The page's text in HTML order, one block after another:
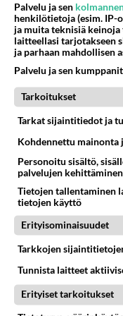
Kuka melkein
06.08.2026 20:09
Mikä on ollut
Söpöintä välillämme?
06.08.2026 14:44
kenen näköinen
07.08.2026 16:24
Tykkäätköhän
06.08.2026 07:42
Olet ihana
Hyvännäköinen
Olet hyvännäköinen
Palvelu ja sen
henkilötietoja (esim. IP-
ja muita teknisiä
laitteellasi tarjotakseen
ja parhaan mahdollisen
Palvelu ja sen
Tarkoitukset
Tarkat sijaintitiedot ja
Kohdennettu mainonta
Personoitu sisältö,
palvelujen kehittäminen
Tietojen tallentaminen
tietojen käyttö
Erityisominaisuudet
Tarkkojen
Tunnista laitteet
Erityiset tarkoitukset